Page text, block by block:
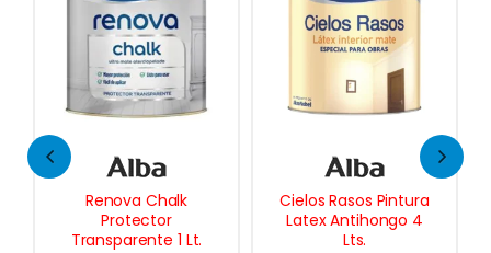
Renova Chalk
Protector
Transparente 1 Lt.
Cielos Rasos Pintura
Latex Antihongo 4
Lts.